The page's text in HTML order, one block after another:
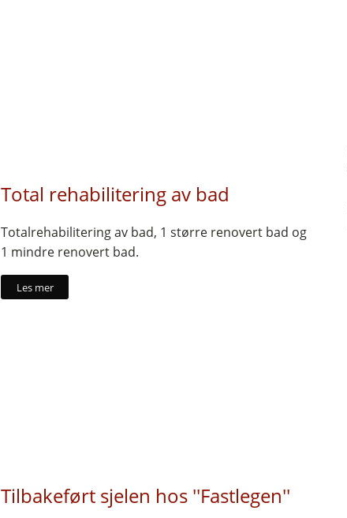
Total rehabilitering av bad
Totalrehabilitering av bad, 1 større renovert bad og
1 mindre renovert bad.
Les mer
Tilbakeført sjelen hos ''Fastlegen''